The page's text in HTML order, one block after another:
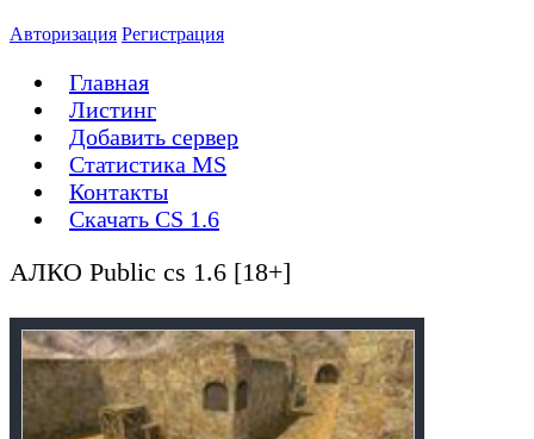
Авторизация Регистрация
Главная
Листинг
Добавить сервер
Статистика MS
Контакты
Скачать CS 1.6
АЛКО Public cs 1.6 [18+]